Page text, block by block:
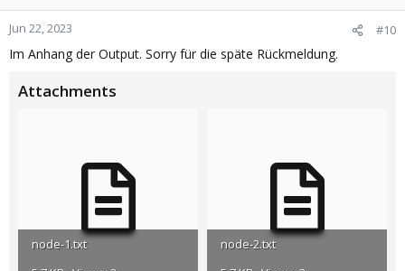
Jun 22, 2023 #10
Im Anhang der Output. Sorry für die späte Rückmeldung.
Attachments
node-1.txt
node-2.txt